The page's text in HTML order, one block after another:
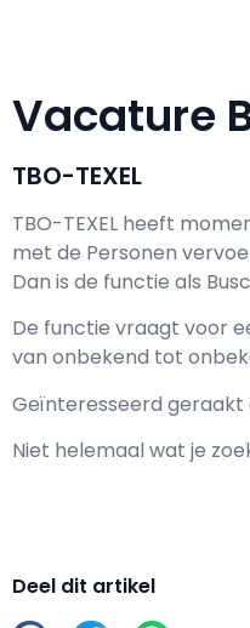
Vacature
TBO-TEXEL
TBO-TEXEL heeft
met de Personen
Dan is de functie als
De functie vraagt voor
van onbekend tot
Geïnteresseerd geraakt
Niet helemaal wat je
Deel dit artikel